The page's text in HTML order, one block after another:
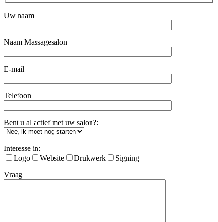
Uw naam
Naam Massagesalon
E-mail
Telefoon
Bent u al actief met uw salon?:
Interesse in:
Logo
Website Drukwerk
Signing
Vraag